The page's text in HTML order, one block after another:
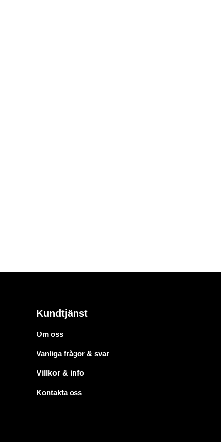
Kundtjänst
Om oss
Vanliga frågor & svar
Villkor & info
Kontakta oss